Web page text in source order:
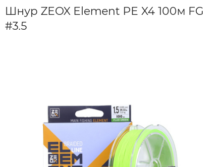
Шнур ZEOX Element PE X4 100м FG
#3.5